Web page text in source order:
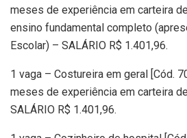
meses de experiência em carteira
ensino fundamental completo
Escolar) – SALÁRIO R$ 1.401,96.
1 vaga – Costureira em geral [Cód.
meses de experiência em carteira
SALÁRIO R$ 1.401,96.